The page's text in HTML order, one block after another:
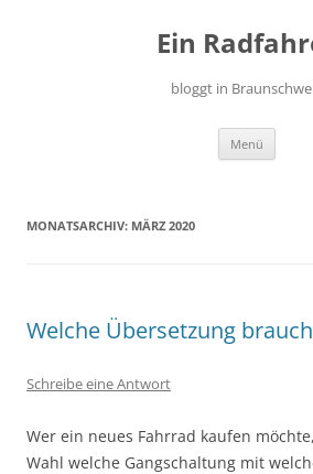
Ein
bloggt in
Menü
MONATSARCHIV: MÄRZ 2020
Welche Übersetzung
Schreibe eine Antwort
Wer ein neues Fahrrad kaufen
Wahl welche Gangschaltung mit